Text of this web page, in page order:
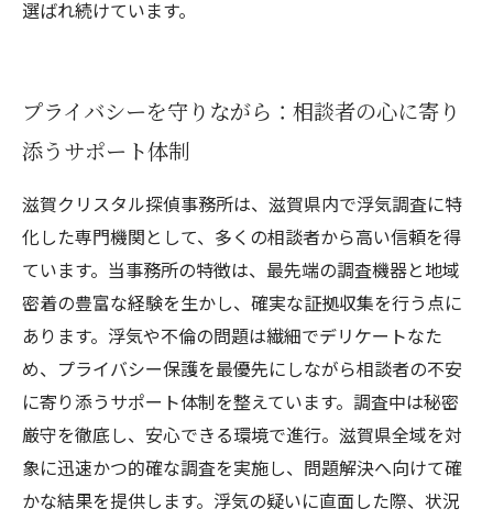
選ばれ続けています。
プライバシーを守りながら：相談者の心に寄り
添うサポート体制
滋賀クリスタル探偵事務所は、滋賀県内で浮気調査に特
化した専門機関として、多くの相談者から高い信頼を得
ています。当事務所の特徴は、最先端の調査機器と地域
密着の豊富な経験を生かし、確実な証拠収集を行う点に
あります。浮気や不倫の問題は繊細でデリケートなた
め、プライバシー保護を最優先にしながら相談者の不安
に寄り添うサポート体制を整えています。調査中は秘密
厳守を徹底し、安心できる環境で進行。滋賀県全域を対
象に迅速かつ的確な調査を実施し、問題解決へ向けて確
かな結果を提供します。浮気の疑いに直面した際、状況